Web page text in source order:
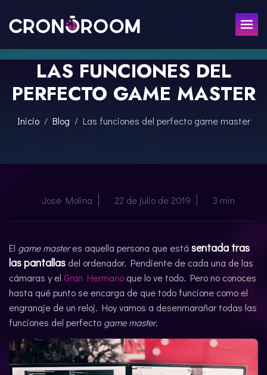
ESCAPE ROOM
EL TESORO DEL JAGUAR
PARA NIÑOS
EVENTOS
RESERVAR
ENGLISH
CATALÀ
LAS FUNCIONES DEL
PERFECTO GAME MASTER
Inicio Blog Las funciones del perfecto game master
Jose Molina 22 de julio de 2019 3 min
El game masteres aquella persona que está sentada tras
las pantallas del ordenador. Pendiente de cada una de las
cámaras y el Gran Hermano que lo ve todo. Pero no conoces
hasta qué punto se encarga de que todo funcione como el
engranaje de un reloj. Hoy vamos a desenmarañar todas las
funciones del perfecto game master.